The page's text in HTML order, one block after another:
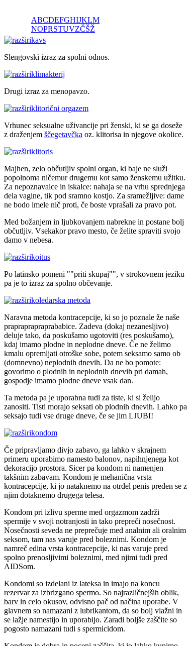
ABCDEFGHIJKLM
NOPRSTUVZČŠŽ
kavs
Slengovski izraz za spolni odnos.
klimakterij
Drugi izraz za menopavzo.
klitorični orgazem
Vrhunec seksualne uživancije pri ženski, ki se ga doseže
z draženjem ščegetavčka oz. klitorisa in njegove okolice.
klitoris
Majhen, zelo občutljiv spolni organ, ki baje ne služi
popolnoma ničemur drugemu kot samo ženskemu užitku.
Za nepoznavalce in iskalce: nahaja se na vrhu sprednjega
dela vagine, tik pod sramno kostjo. Za sramežljive: dame
ne bodo imele nič proti, če boste vprašali za pravo pot.
Med božanjem in ljubkovanjem nabrekne in postane bolj
občutljiv. Vsekakor pravo mesto, če želite spraviti svojo
damo v nebesa.
koitus
Po latinsko pomeni ""priti skupaj"", v strokovnem jeziku
pa je to izraz za spolno občevanje.
koledarska metoda
Naravna metoda kontracepcije, ki so jo poznale že naše
prapraprapraprababice. Zadeva (dokaj nezanesljivo)
deluje tako, da poskušamo ugotoviti (res poskušamo),
kdaj imamo plodne in neplodne dneve. Če ne želimo
kmalu opremljati otroške sobe, potem seksamo samo ob
(domnevno) neplodnih dnevih. Da ne bo pomote:
govorimo o plodnih in neplodnih dnevih pri damah,
gospodje imamo plodne dneve vsak dan.
Ta metoda pa je uporabna tudi za tiste, ki si želijo
zanositi. Tisti morajo seksati ob plodnih dnevih. Lahko pa
seksajo tudi vse druge dneve, če se jim LJUBI!
kondom
Če pripravljamo divjo zabavo, ga lahko v skrajnem
primeru uporabimo namesto balonov, napihnjenega kot
dekoracijo prostora. Sicer pa kondom ni namenjen
takšnim zabavam. Kondom je mehanična vrsta
kontracepcije, ki jo nataknemo na otrdel penis preden se z
njim dotaknemo drugega telesa.
Kondom pri izlivu sperme med orgazmom zadrži
spermije v svoji notranjosti in tako prepreči nosečnost.
Nosečnosti seveda ne preprečuje med analnim ali oralnim
seksom, tam nas varuje pred boleznimi. Kondom je
namreč edina vrsta kontracepcije, ki nas varuje pred
spolno prenosljivimi boleznimi, med njimi tudi pred
AIDSom.
Kondomi so izdelani iz lateksa in imajo na koncu
rezervar za izbrizgano spermo. So najrazličnejših oblik,
barv in celo okusov, odvisno pač od načina uporabe. V
glavnem so namazani z lubrikantom, da so bolj vlažni in
se lažje namestijo in uporabijo. Zaradi boljše zaščite so
pogosto namazani tudi s spermicidom.